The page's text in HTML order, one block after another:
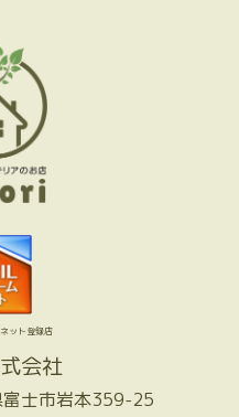
ット登録店
会社
士市岩本359-25